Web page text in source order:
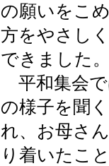
の願いをこ
方をやさし
できました
平和集会で
の様子を聞
れ、お母さ
り着いたこ